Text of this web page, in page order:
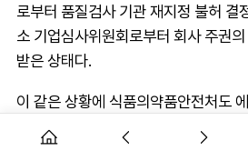
로부터 품질검사 기관 재지정 불허 결
소 기업심사위원회로부터 회사 주권
받은 상태다.
이 같은 상황에 식품의약품안전처도
행하는 시험·검사 지연으로 수급불안
에 나섰다.